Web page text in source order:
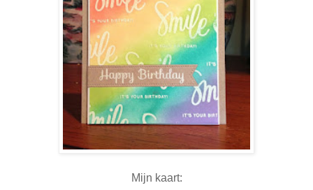
Mijn kaart: